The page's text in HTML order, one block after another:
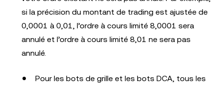
si la précision du montant de trading est ajustée de
0,0001 à 0,01, l’ordre à cours limité 8,0001 sera
annulé et l’ordre à cours limité 8,01 ne sera pas
annulé.
Pour les bots de grille et les bots DCA, tous les